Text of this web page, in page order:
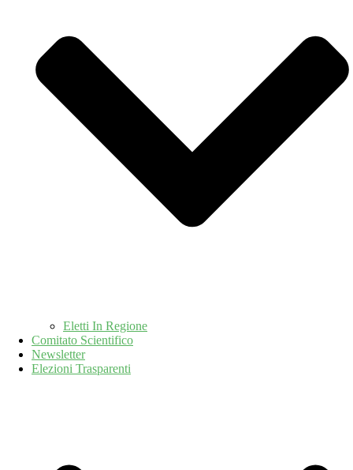
Eletti In Regione
Comitato Scientifico
Newsletter
Elezioni Trasparenti